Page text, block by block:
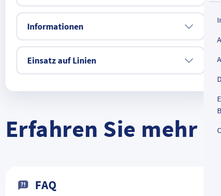
Informationen
Einsatz auf Linien
Erfahren Sie mehr
FAQ